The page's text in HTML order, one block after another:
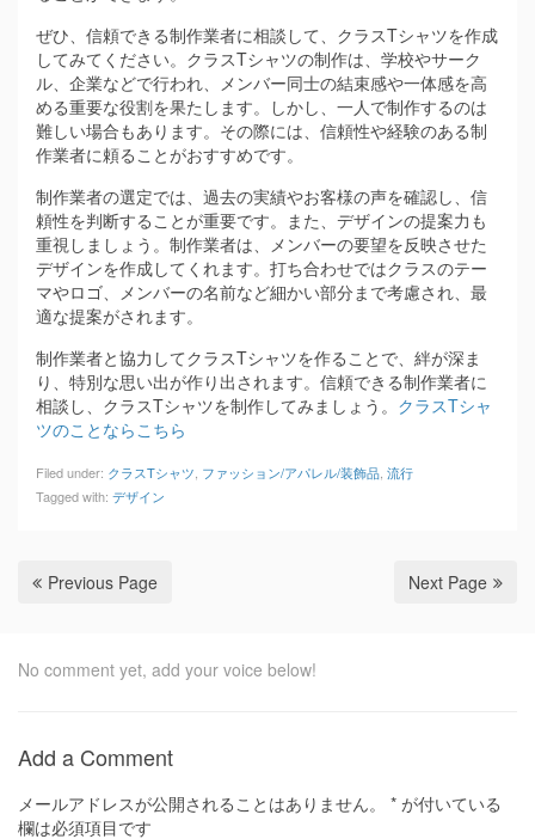
ぜひ、信頼できる制作業者に相談して、クラスTシャツを作成
してみてください。クラスTシャツの制作は、学校やサーク
ル、企業などで行われ、メンバー同士の結束感や一体感を高
める重要な役割を果たします。しかし、一人で制作するのは
難しい場合もあります。その際には、信頼性や経験のある制
作業者に頼ることがおすすめです。
制作業者の選定では、過去の実績やお客様の声を確認し、信
頼性を判断することが重要です。また、デザインの提案力も
重視しましょう。制作業者は、メンバーの要望を反映させた
デザインを作成してくれます。打ち合わせではクラスのテー
マやロゴ、メンバーの名前など細かい部分まで考慮され、最
適な提案がされます。
制作業者と協力してクラスTシャツを作ることで、絆が深ま
り、特別な思い出が作り出されます。信頼できる制作業者に
相談し、クラスTシャツを制作してみましょう。 クラスTシャ
ツのことならこちら
Filed under: クラスTシャツ ファッション/アパレル/装飾品 流行
Tagged with: デザイン
Previous Page Next Page
No comment yet, add your voice below!
Add a Comment
メールアドレスが公開されることはありません。 * が付いている
欄は必須項目です